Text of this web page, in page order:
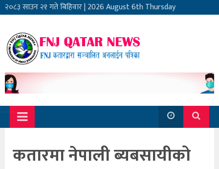
२०८३ साउन २१ गते बिहिवार|2026 August 6th Thursday
कतारमा नेपाली ब्यबसायीको